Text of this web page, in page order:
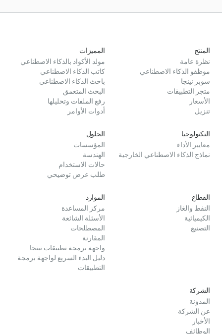
المنتج
نظرة عامة
موظفو الذكاء الاصطناعي
سوبر نينجا
متجر التطبيقات
الأسعار
تنزيل
المميزات
مولد الأكواد بالذكاء الاصطناعي
كاتب الذكاء الاصطناعي
باحث الذكاء الاصطناعي
البحث المتعمق
رفع الملفات وتحليلها
أدوات الأوامر
التكنولوجيا
معايير الأداء
نماذج الذكاء الاصطناعي الخارجية
الحلول
المؤسسات
الهندسة
حالات الاستخدام
طلب عرض توضيحي
القطاع
النفط والغاز
الكيميائية
التصنيع
الموارد
مركز المساعدة
الأسئلة الشائعة
المصطلحات
المقارنة
واجهة برمجة تطبيقات نينجا
دليل البدء السريع لواجهة برمجة
التطبيقات
الشركة
المدونة
عن الشركة
الأخبار
الوظائف